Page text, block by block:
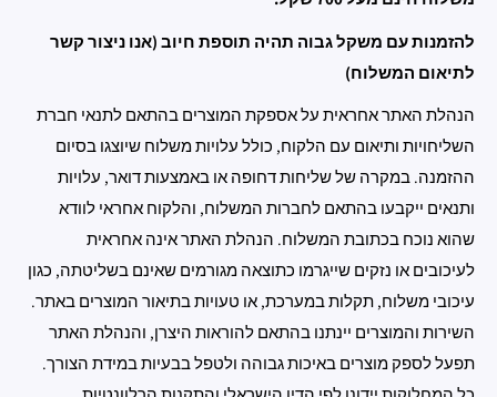
להזמנות עם משקל גבוה תהיה תוספת חיוב (אנו ניצור קשר
לתיאום המשלוח)
הנהלת האתר אחראית על אספקת המוצרים בהתאם לתנאי חברת
השליחויות ותיאום עם הלקוח, כולל עלויות משלוח שיוצגו בסיום
ההזמנה. במקרה של שליחות דחופה או באמצעות דואר, עלויות
ותנאים ייקבעו בהתאם לחברות המשלוח, והלקוח אחראי לוודא
שהוא נוכח בכתובת המשלוח. הנהלת האתר אינה אחראית
לעיכובים או נזקים שייגרמו כתוצאה מגורמים שאינם בשליטתה, כגון
עיכובי משלוח, תקלות במערכת, או טעויות בתיאור המוצרים באתר.
השירות והמוצרים יינתנו בהתאם להוראות היצרן, והנהלת האתר
תפעל לספק מוצרים באיכות גבוהה ולטפל בבעיות במידת הצורך.